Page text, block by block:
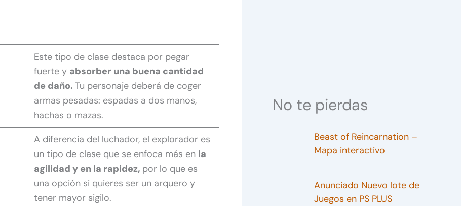
Este tipo de clase destaca por pegar
fuerte y absorber una buena cantidad
de daño. Tu personaje deberá de coger
armas pesadas: espadas a dos manos,
hachas o mazas.
A diferencia del luchador, el explorador es
un tipo de clase que se enfoca más en la
agilidad y en la rapidez, por lo que es
una opción si quieres ser un arquero y
tener mayor sigilo.
No te pierdas
Beast of Reincarnation –
Mapa interactivo
Anunciado Nuevo lote de
Juegos en PS PLUS